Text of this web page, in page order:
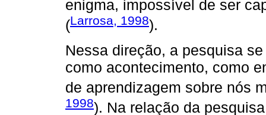
enigma, impossível de ser
(Larrosa, 1998).
Nessa direção, a pesquisa
como acontecimento, como
de aprendizagem sobre nós
1998). Na relação da